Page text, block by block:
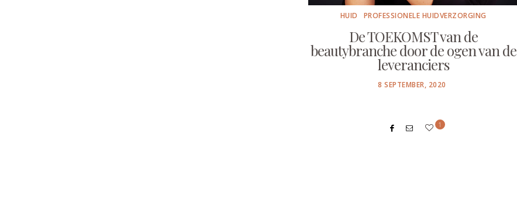
HUID PROFESSIONELE HUIDVERZORGING
De TOEKOMST van de
beautybranche door de ogen van de
leveranciers
POSTED
8 SEPTEMBER, 2020
1